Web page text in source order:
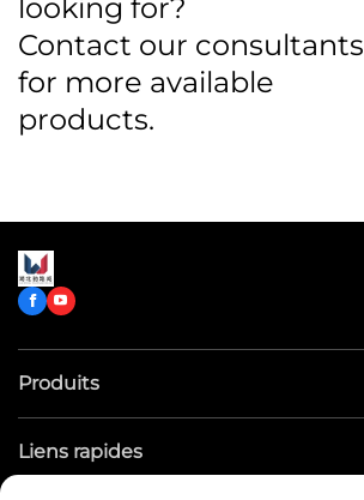
looking for?
Contact our consultants
for more available
products.
Produits
Liens rapides